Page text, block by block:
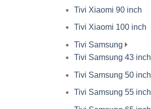
Tivi Xiaomi 90 inch
Tivi Xiaomi 100 inch
Tivi Samsung
Tivi Samsung 43 inch
Tivi Samsung 50 inch
Tivi Samsung 55 inch